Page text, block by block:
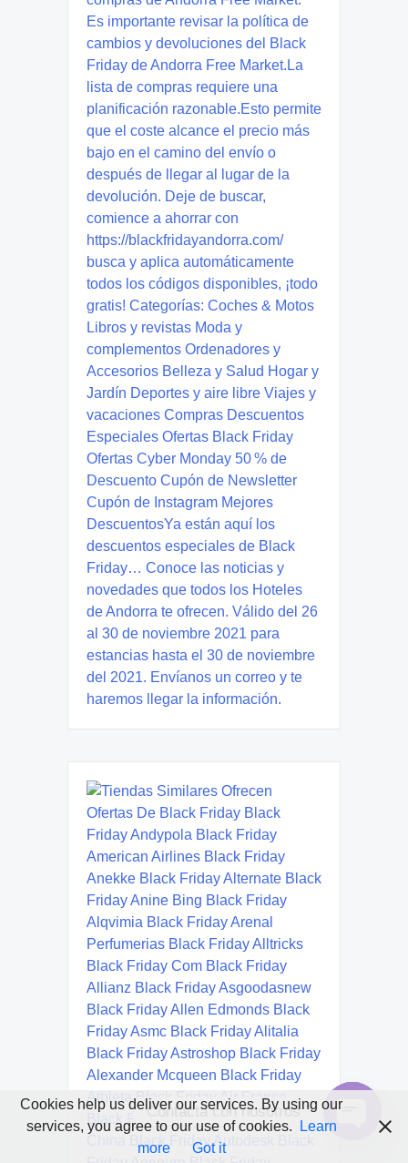
Cookies help us deliver our services. By using our
services, you agree to our use of cookies.
Learn
more
Got it
Contacta con nosotros